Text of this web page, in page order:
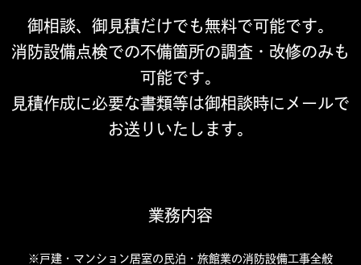
御相談、御見積だけでも無料で可能です。
消防設備点検での不備箇所の調査・改修のみも
可能です。
見積作成に必要な書類等は御相談時にメールで
お送りいたします。
業務内容
※戸建・マンション居室の民泊・旅館業の消防設備工事全般